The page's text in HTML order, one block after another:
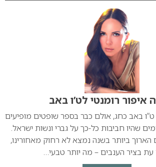
איפור רומנטי לט’ו באב
באב כחג, אולם כבר בספר שופטים מופיעים
שהיו חביבות כל-כך על גברי ונשות ישראל.
הארוך ביותר בשנה נמצא לא רחוק מאחורינו,
בציר הענבים – מה יותר טבעי…